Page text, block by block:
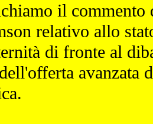
il
relativo allo
di fronte al
avanzata